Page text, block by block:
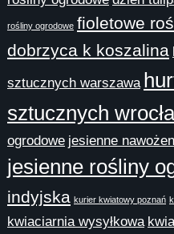
rośliny ogrodowe fioletowe
dobrzyca k koszalina
sztucznych warszawa
sztucznych
ogrodowe jesienne
jesienne rośliny
indyjska kurier kwiatowy poznań
kwiaciarnia wysyłkowa